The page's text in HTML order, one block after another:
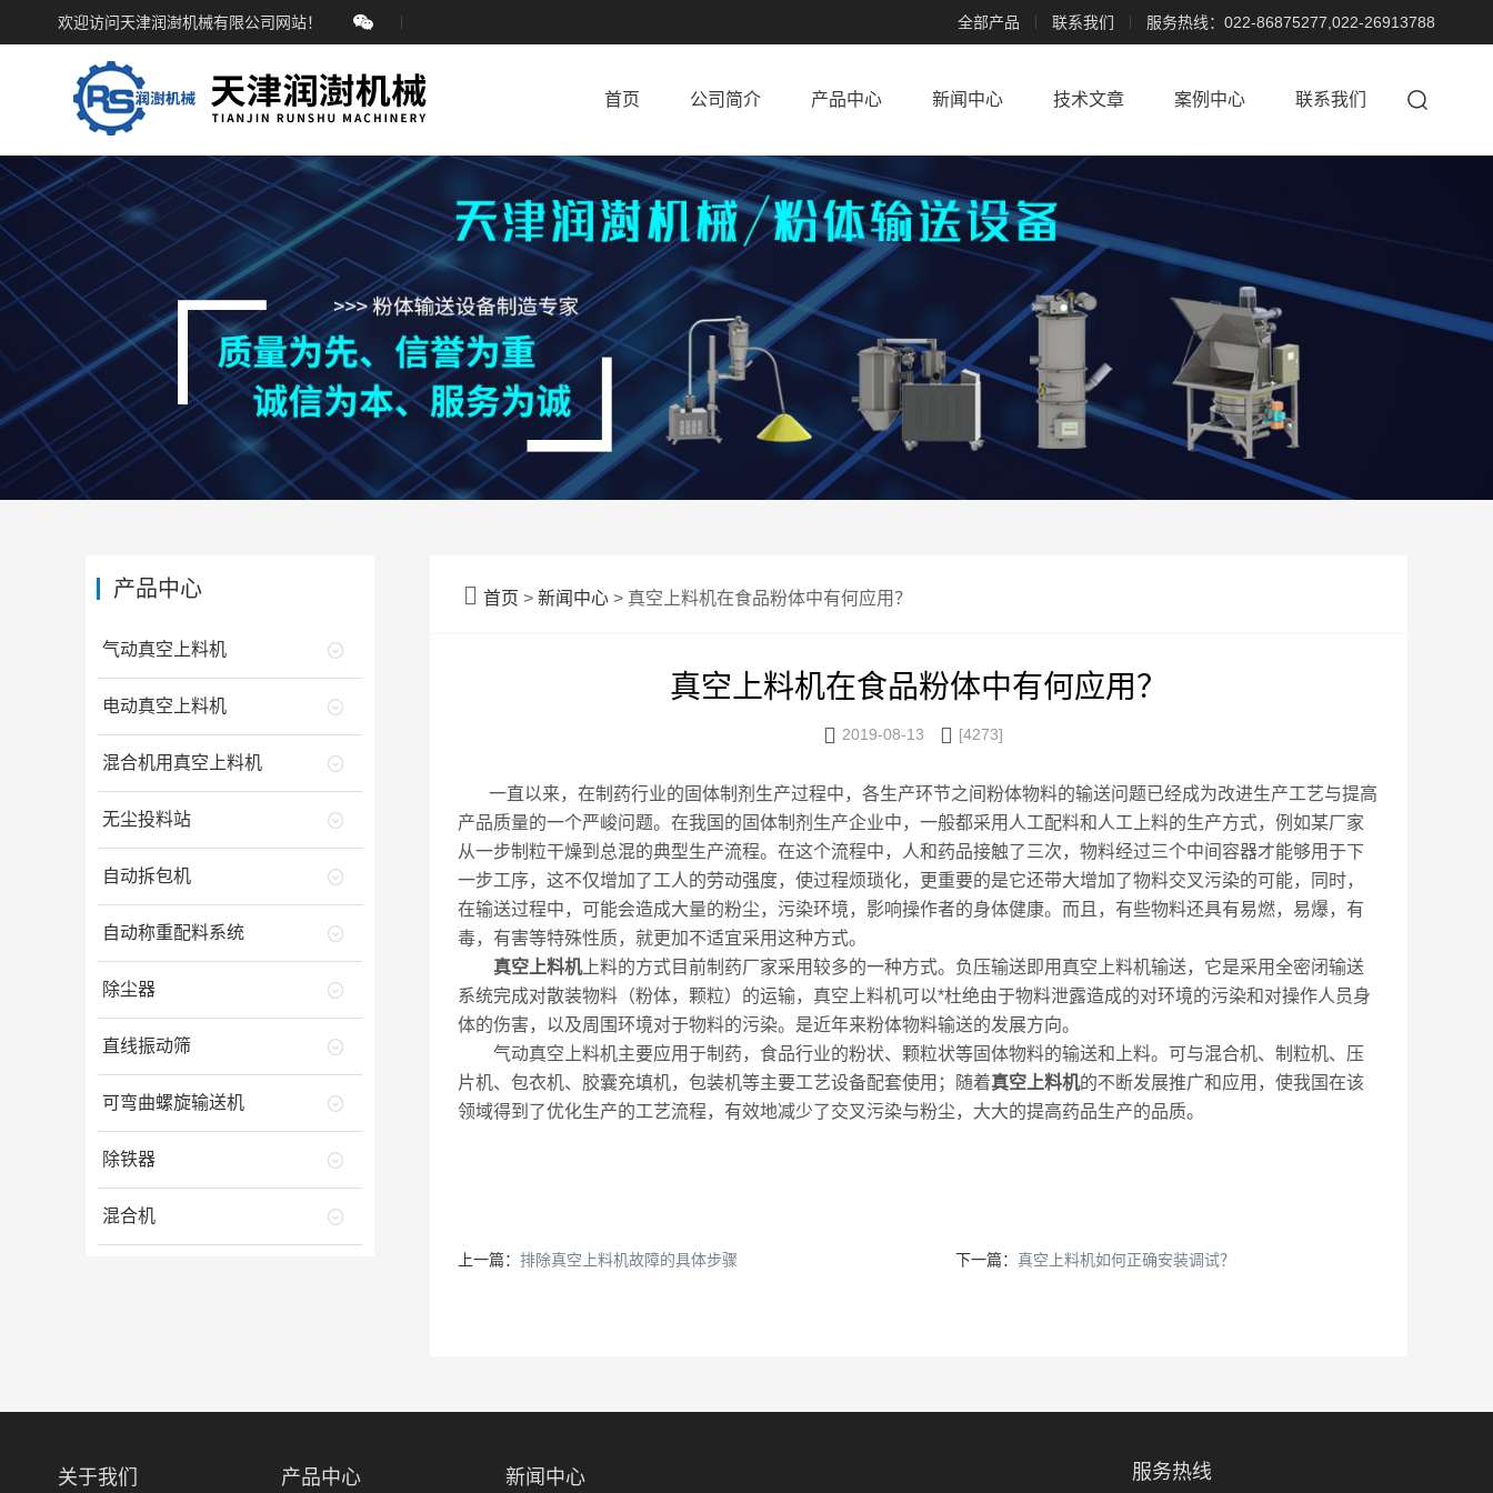
欢迎访问天津润澍机械有限公司网站！ 全部产品 联系我们 服务热线：022-86875277,022-26913788
首页 公司简介 产品中心 新闻中心 技术文章 案例中心 联系我们
 首页 > 新闻中心 > 真空上料机在食品粉体中有何应用？
真空上料机在食品粉体中有何应用？
 2019-08-13  [4273]
一直以来，在制药行业的固体制剂生产过程中，各生产环节之间粉体物料的输送问题已经成为改进生产工艺与提高
产品质量的一个严峻问题。在我国的固体制剂生产企业中，一般都采用人工配料和人工上料的生产方式，例如某厂家
从一步制粒干燥到总混的典型生产流程。在这个流程中，人和药品接触了三次，物料经过三个中间容器才能够用于下
一步工序，这不仅增加了工人的劳动强度，使过程烦琐化，更重要的是它还带大增加了物料交叉污染的可能，同时，
在输送过程中，可能会造成大量的粉尘，污染环境，影响操作者的身体健康。而且，有些物料还具有易燃，易爆，有
毒，有害等特殊性质，就更加不适宜采用这种方式。
真空上料机上料的方式目前制药厂家采用较多的一种方式。负压输送即用真空上料机输送，它是采用全密闭输送
系统完成对散装物料（粉体，颗粒）的运输，真空上料机可以*杜绝由于物料泄露造成的对环境的污染和对操作人员身
体的伤害，以及周围环境对于物料的污染。是近年来粉体物料输送的发展方向。
气动真空上料机主要应用于制药，食品行业的粉状、颗粒状等固体物料的输送和上料。可与混合机、制粒机、压
片机、包衣机、胶囊充填机，包装机等主要工艺设备配套使用；随着真空上料机的不断发展推广和应用，使我国在该
领域得到了优化生产的工艺流程，有效地减少了交叉污染与粉尘，大大的提高药品生产的品质。
上一篇： 排除真空上料机故障的具体步骤 下一篇：真空上料机如何正确安装调试？
产品中心
气动真空上料机
电动真空上料机
混合机用真空上料机
无尘投料站
自动拆包机
自动称重配料系统
除尘器
直线振动筛
可弯曲螺旋输送机
除铁器
混合机
关于我们 产品中心 新闻中心 服务热线